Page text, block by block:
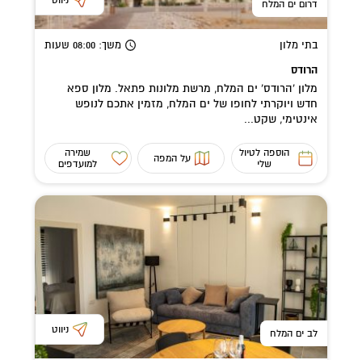
דרום ים המלח
בתי מלון משך: 08:00 שעות
הרודס
מלון 'הרודס' ים המלח, מרשת מלונות פתאל. מלון ספא
חדש ויוקרתי לחופו של ים המלח, מזמין אתכם לנופש
אינטימי, שקט...
הוספה לטיול
שלי
על המפה
שמירה
למועדפים
לב ים המלח ניווט